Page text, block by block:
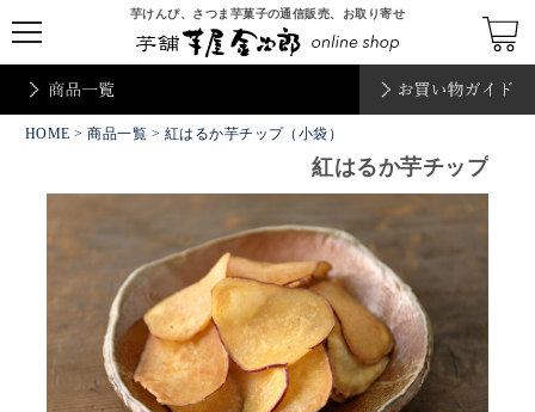
芋けんぴ、さつま芋菓子の通信販売、お取り寄せ
t
o
g
g
e
n
HOME >商品一覧 > 紅はるか芋チップ（小袋）
紅はるか芋チップ